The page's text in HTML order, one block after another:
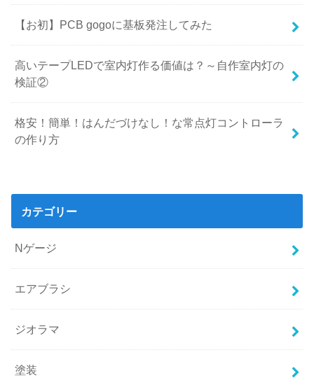
【お初】PCB gogoに基板発注してみた
高いテープLEDで室内灯作る価値は？～自作室内灯の
検証②
格安！簡単！はんだづけなし！な常点灯コントローラ
の作り方
カテゴリー
Nゲージ
エアブラシ
ジオラマ
塗装